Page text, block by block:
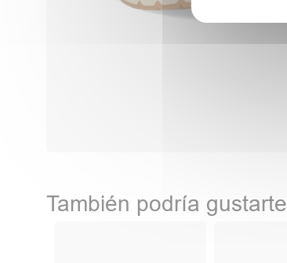
También podría gustarte